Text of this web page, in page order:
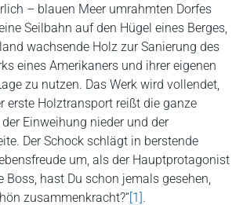
– blauen Meer umrahmten Dorfes
Seilbahn auf den Hügel eines Berges,
wachsende Holz zur Sanierung des
eines Amerikaners und ihrer eigenen
zu nutzen. Das Werk wird vollendet,
erste Holztransport reißt die ganze
Einweihung nieder und der
Der Schock schlägt in berstende
um, als der Hauptprotagonist
Boss, hast Du schon jemals gesehen,
zusammenkracht?“[1].